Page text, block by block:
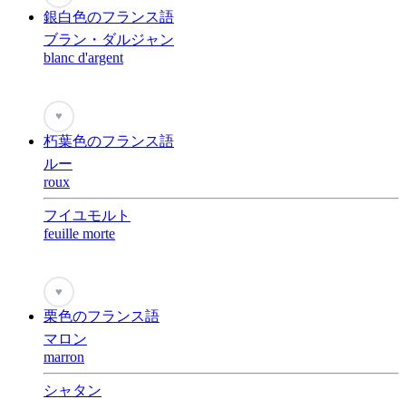
銀白色のフランス語
ブラン・ダルジャン
blanc d'argent
♥
朽葉色のフランス語
ルー
roux
フイユモルト
feuille morte
♥
栗色のフランス語
マロン
marron
シャタン